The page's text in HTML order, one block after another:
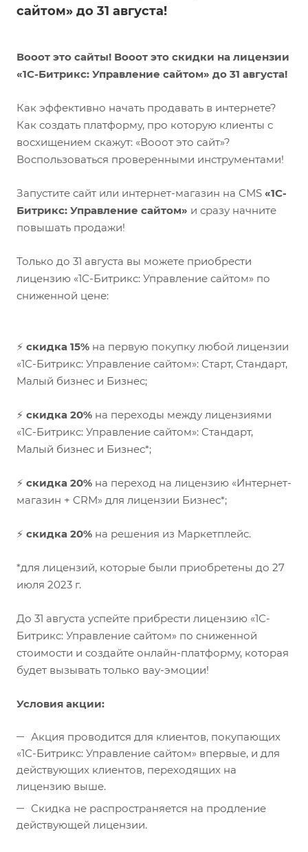
сайтом» до 31 августа!
Вооот это сайты! Вооот это скидки на лицензии
«1С-Битрикс: Управление сайтом» до 31 августа!
Как эффективно начать продавать в интернете?
Как создать платформу, про которую клиенты с
восхищением скажут: «Вооот это сайт»?
Воспользоваться проверенными инструментами!
Запустите сайт или интернет-магазин на CMS «1С-
Битрикс: Управление сайтом» и сразу начните
повышать продажи!
Только до 31 августа вы можете приобрести
лицензию «1С-Битрикс: Управление сайтом» по
сниженной цене:
⚡ скидка 15% на первую покупку любой лицензии
«1С-Битрикс: Управление сайтом»: Старт, Стандарт,
Малый бизнес и Бизнес;
⚡ скидка 20% на переходы между лицензиями
«1С-Битрикс: Управление сайтом»: Стандарт,
Малый бизнес и Бизнес*;
⚡ скидка 20% на переход на лицензию «Интернет-
магазин + CRM» для лицензии Бизнес*;
⚡ скидка 20% на решения из Маркетплейс.
*для лицензий, которые были приобретены до 27
июля 2023 г.
До 31 августа успейте прибрести лицензию «1С-
Битрикс: Управление сайтом» по сниженной
стоимости и создайте онлайн-платформу, которая
будет вызывать только вау-эмоции!
Условия акции:
Акция проводится для клиентов, покупающих
«1С-Битрикс: Управление сайтом» впервые, и для
действующих клиентов, переходящих на
лицензию выше.
Скидка не распространяется на продление
действующей лицензии.